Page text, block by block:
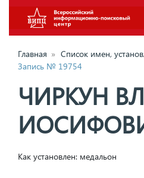
Главная » Список имен,
Запись № 19754
ЧИРКУН
Как установлен: медальон